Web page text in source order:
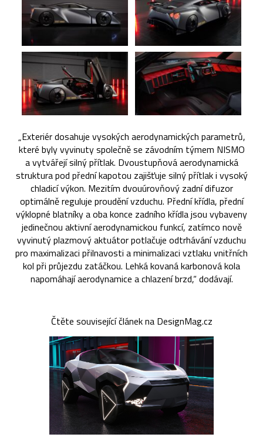
„Exteriér dosahuje vysokých aerodynamických parametrů,
které byly vyvinuty společně se závodním týmem NISMO
a vytvářejí silný přítlak. Dvoustupňová aerodynamická
struktura pod přední kapotou zajišťuje silný přítlak i vysoký
chladicí výkon. Mezitím dvouúrovňový zadní difuzor
optimálně reguluje proudění vzduchu. Přední křídla, přední
výklopné blatníky a oba konce zadního křídla jsou vybaveny
jedinečnou aktivní aerodynamickou funkcí, zatímco nově
vyvinutý plazmový aktuátor potlačuje odtrhávání vzduchu
pro maximalizaci přilnavosti a minimalizaci vztlaku vnitřních
kol při průjezdu zatáčkou. Lehká kovaná karbonová kola
napomáhají aerodynamice a chlazení brzd,“ dodávají.
Čtěte související článek na DesignMag.cz